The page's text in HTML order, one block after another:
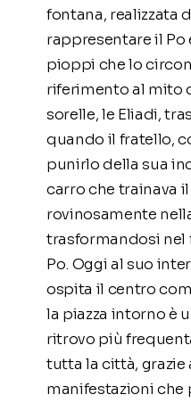
fontana, realizzata
rappresentare il Po
pioppi che lo
riferimento al mito
sorelle, le Eliadi,
quando il fratello,
punirlo della sua
carro che trainava
rovinosamente
trasformandosi nel
Po. Oggi al suo
ospita il centro
la piazza intorno è
ritrovo più
tutta la città, grazie
manifestazioni